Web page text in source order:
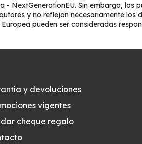
- NextGenerationEU. Sin embargo, los
y no reflejan necesariamente los
pueden ser consideradas
y devoluciones
vigentes
cheque regalo